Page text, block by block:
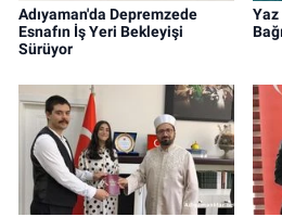
Adıyaman'da Depremzede
Esnafın İş Yeri Bekleyişi
Sürüyor
Yaz